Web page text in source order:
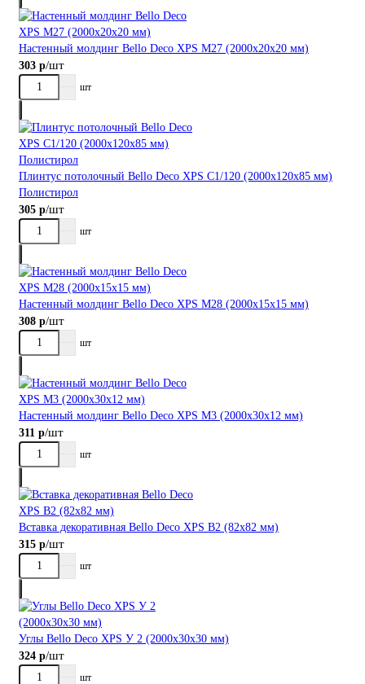
Настенный молдинг Bellо Deco XPS М27 (2000х20х20 мм)
303 р/шт
шт
Плинтус потолочный Bellо Deco XPS С1/120 (2000х120х85 мм)
Полистирол
305 р/шт
шт
Настенный молдинг Bellо Deco XPS М28 (2000х15х15 мм)
308 р/шт
шт
Настенный молдинг Bellо Deco XPS М3 (2000х30х12 мм)
311 р/шт
шт
Вставка декоративная Bellо Deco XPS В2 (82х82 мм)
315 р/шт
шт
Углы Bellо Deco XPS У 2 (2000х30х30 мм)
324 р/шт
шт